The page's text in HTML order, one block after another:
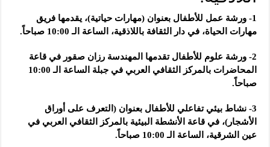
1- ورشة عمل للأطفال بعنوان (مهارات حياتية)، يقدمها فريق
مهارات الحياة، في دار الثقافة باللاذقية، الساعة الـ 10:00 صباحاً.
2- ورشة علوم للأطفال تقدمها المهندسة رزان صقور في قاعة
المحاضرات بالمركز الثقافي العربي في جبلة الساعة الـ 10:00
صباحاً.
3- نشاط بيئي تفاعلي للأطفال بعنوان (التعرف على أوراق
الأشجار)، في قاعة الأنشطة البيئية بالمركز الثقافي العربي في
عين الشرقية، الساعة الـ 10:00 صباحاً.